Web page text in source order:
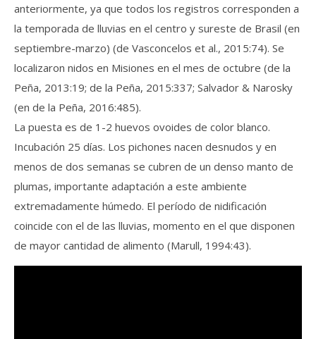
anteriormente, ya que todos los registros corresponden a
la temporada de lluvias en el centro y sureste de Brasil (en
septiembre-marzo) (de Vasconcelos et al., 2015:74). Se
localizaron nidos en Misiones en el mes de octubre (de la
Peña, 2013:19; de la Peña, 2015:337; Salvador & Narosky
(en de la Peña, 2016:485).
La puesta es de 1-2 huevos ovoides de color blanco.
Incubación 25 días. Los pichones nacen desnudos y en
menos de dos semanas se cubren de un denso manto de
plumas, importante adaptación a este ambiente
extremadamente húmedo. El período de nidificación
coincide con el de las lluvias, momento en el que disponen
de mayor cantidad de alimento (Marull, 1994:43).